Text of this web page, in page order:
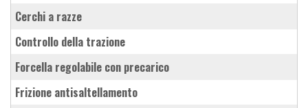
cerchi a razze
controllo della trazione
forcella regolabile con precarico
frizione antisaltellamento